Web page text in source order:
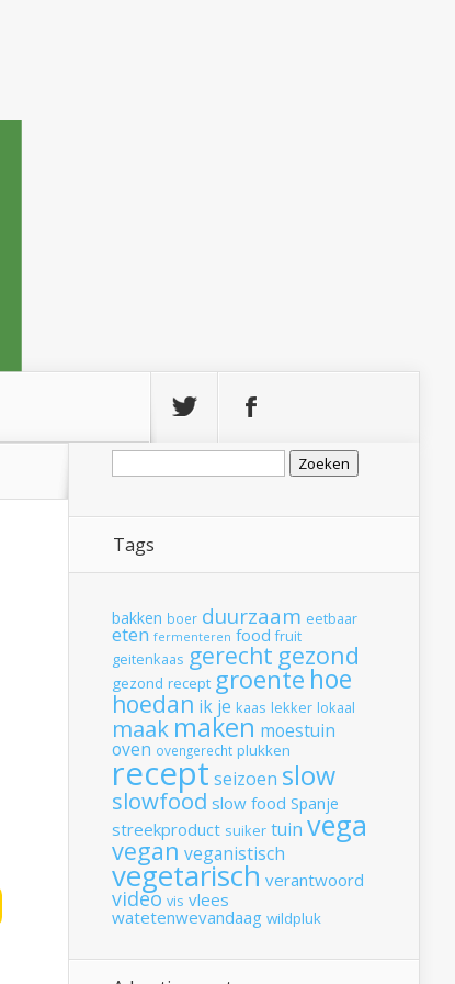
Zoeken
Tags
bakken boer duurzaam eetbaar
eten fermenteren food fruit
geitenkaas gerecht gezond
gezond recept groente hoe
hoedan ik je kaas lekker lokaal
maak maken moestuin
oven ovengerecht plukken
recept seizoen slow
slowfood slow food Spanje
streekproduct suiker tuin vega
vegan veganistisch
vegetarisch verantwoord
video vis vlees
watetenwevandaag wildpluk